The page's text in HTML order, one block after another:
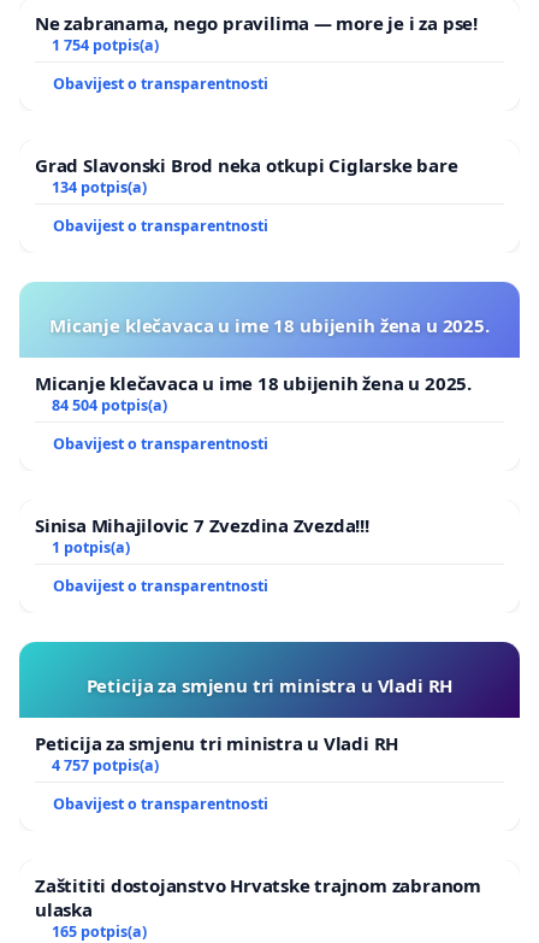
Ne zabranama, nego pravilima — more je i za pse!
1 754 potpis(a)
Obavijest o transparentnosti
Grad Slavonski Brod neka otkupi Ciglarske bare
134 potpis(a)
Obavijest o transparentnosti
Micanje klečavaca u ime 18 ubijenih žena u 2025.
Micanje klečavaca u ime 18 ubijenih žena u 2025.
84 504 potpis(a)
Obavijest o transparentnosti
Sinisa Mihajilovic 7 Zvezdina Zvezda!!!
1 potpis(a)
Obavijest o transparentnosti
Peticija za smjenu tri ministra u Vladi RH
Peticija za smjenu tri ministra u Vladi RH
4 757 potpis(a)
Obavijest o transparentnosti
Zaštititi dostojanstvo Hrvatske trajnom zabranom
ulaska
165 potpis(a)